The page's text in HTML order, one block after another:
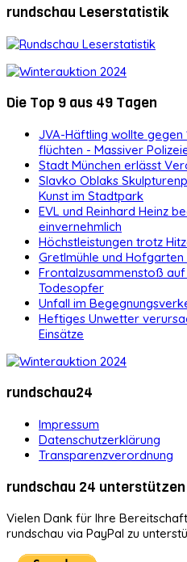
rundschau Leserstatistik
Die Top 9 aus 49 Tagen
JVA-Häftling wollte gegen
flüchten - Massiver
Stadt München erlässt
Slavko Oblaks
Kunst im Stadtpark
EVL und Reinhard Heinz
einvernehmlich
Höchstleistungen trotz
Gretlmühle und
Frontalzusammenstoß
Todesopfer
Unfall im
Heftiges Unwetter
Einsätze
rundschau24
Impressum
Datenschutzerklärung
Transparenzverordnung
rundschau 24 unterstützen
Vielen Dank für Ihre
rundschau via PayPal zu